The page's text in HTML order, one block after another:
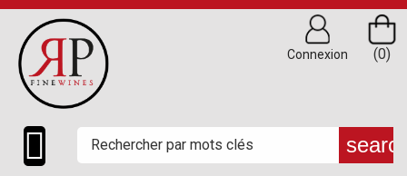

(0)
Connexion